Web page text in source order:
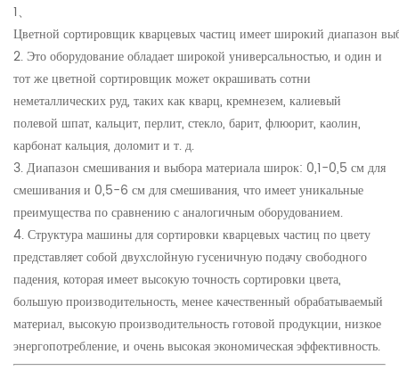
1、
Цветной сортировщик кварцевых частиц имеет широкий диапазон
2. Это оборудование обладает широкой универсальностью, и один и
тот же цветной сортировщик может окрашивать сотни
неметаллических руд, таких как кварц, кремнезем, калиевый
полевой шпат, кальцит, перлит, стекло, барит, флюорит, каолин,
карбонат кальция, доломит и т. д.
3. Диапазон смешивания и выбора материала широк: 0,1-0,5 см для
смешивания и 0,5-6 см для смешивания, что имеет уникальные
преимущества по сравнению с аналогичным оборудованием.
4. Структура машины для сортировки кварцевых частиц по цвету
представляет собой двухслойную гусеничную подачу свободного
падения, которая имеет высокую точность сортировки цвета,
большую производительность, менее качественный обрабатываемый
материал, высокую производительность готовой продукции, низкое
энергопотребление, и очень высокая экономическая эффективность.